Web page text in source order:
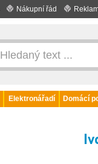
Nákupní řád
Elektronářadí
Domácí